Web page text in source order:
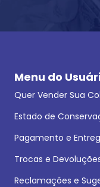
Menu do
Quer Vender Sua
Estado de
Pagamento e
Trocas e
Reclamações e